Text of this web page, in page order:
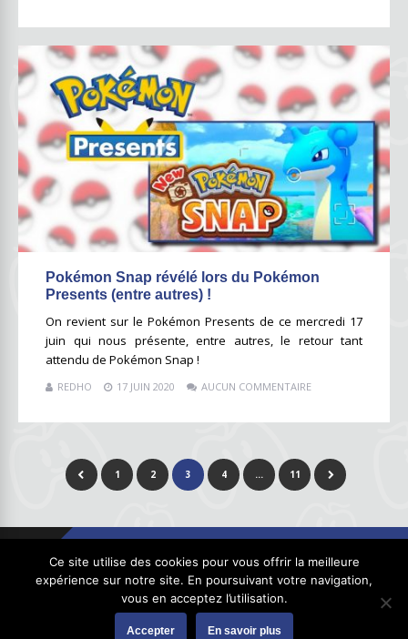
Pokémon Snap révélé lors du Pokémon
Presents (entre autres) !
On revient sur le Pokémon Presents de ce mercredi 17
juin qui nous présente, entre autres, le retour tant
attendu de Pokémon Snap !
REDHO 17 JUIN 2020 AUCUN COMMENTAIRE
1 2 3 4 … 11
Copyright © 2026GhostPool.com . Tous droits réservés.
Contacter l’équipe Charte
Ce site utilise des cookies pour vous offrir la meilleure
expérience sur notre site. En poursuivant votre navigation,
vous en acceptez l’utilisation.
Accepter En savoir plus